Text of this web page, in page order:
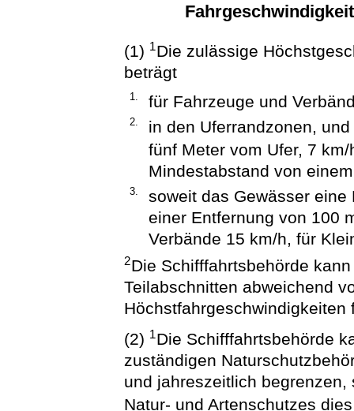
(1) 1Die zulässige
beträgt
1. für Fahrzeuge und
2.
in den Uferrandzonen,
fünf Meter vom Ufer, 7
Mindestabstand von
3.
soweit das Gewässer
einer Entfernung von 100
Verbände 15 km/h, für
2Die Schifffahrtsbehörde
Teilabschnitten abweichend
Höchstfahrgeschwindigkeiten
(2) 1Die Schifffahrtsbehörde
zuständigen
und jahreszeitlich
Natur- und Artenschutzes